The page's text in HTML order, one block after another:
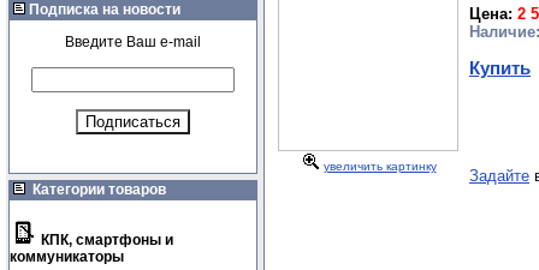
Подписка на новости
Введите Ваш e-mail
Категории товаров
КПК, смартфоны и
коммуникаторы
увеличить картинку
Цена: 2
Наличие:
Купить
Задайте